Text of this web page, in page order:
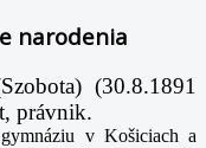
narodenia
(30.8.1891
právnik.
v Košiciach a